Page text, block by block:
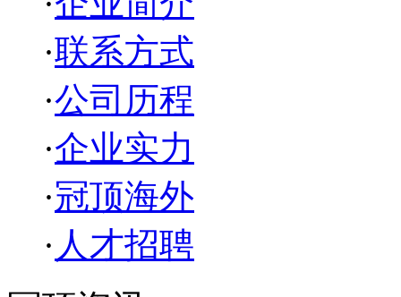
·联系方式
·公司历程
·企业实力
·冠顶海外
· 人才招聘